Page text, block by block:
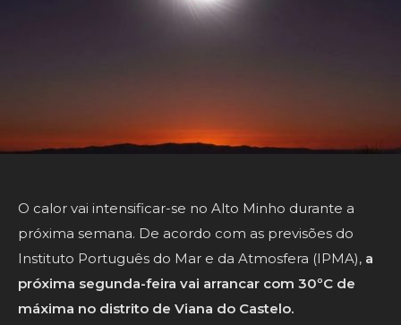
O calor vai intensificar-se no Alto Minho durante a
próxima semana. De acordo com as previsões do
Instituto Português do Mar e da Atmosfera (IPMA), a
próxima segunda-feira vai arrancar com 30ºC de
máxima no distrito de Viana do Castelo.